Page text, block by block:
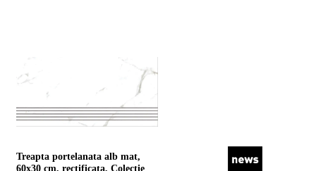
Treapta portelanata alb mat,
60x30 cm, rectificata, Colectie